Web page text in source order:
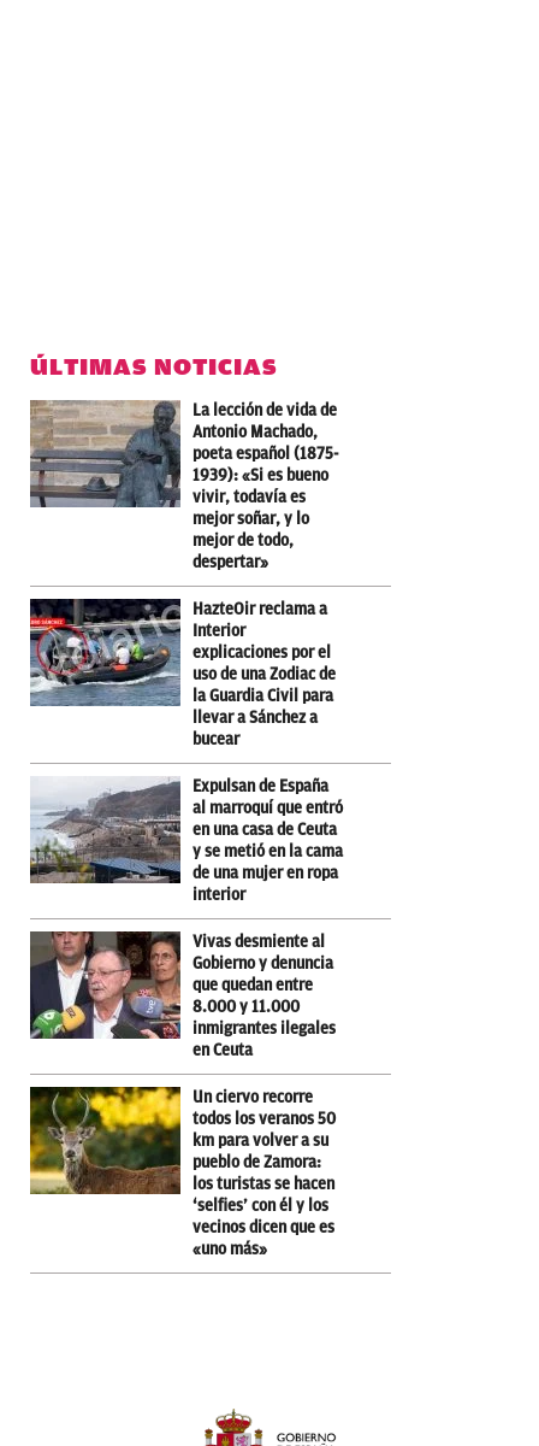
ÚLTIMAS NOTICIAS
La lección de vida de
Antonio Machado,
poeta español (1875-
1939): «Si es bueno
vivir, todavía es
mejor soñar, y lo
mejor de todo,
despertar»
HazteOir reclama a
Interior
explicaciones por el
uso de una Zodiac de
la Guardia Civil para
llevar a Sánchez a
bucear
Expulsan de España
al marroquí que entró
en una casa de Ceuta
y se metió en la cama
de una mujer en ropa
interior
Vivas desmiente al
Gobierno y denuncia
que quedan entre
8.000 y 11.000
inmigrantes ilegales
en Ceuta
Un ciervo recorre
todos los veranos 50
km para volver a su
pueblo de Zamora:
los turistas se hacen
‘selfies’ con él y los
vecinos dicen que es
«uno más»